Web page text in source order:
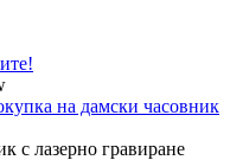
на дамски часовник
с лазерно гравиране